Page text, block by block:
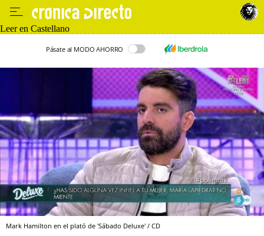
Leer en Castellano
Pásate al MODO AHORRO
Mark Hamilton en el plató de 'Sábado Deluxe' / CD